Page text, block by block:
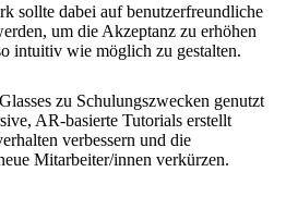
sollte dabei auf benutzerfreundliche
um die Akzeptanz zu erhöhen
intuitiv wie möglich zu gestalten.
zu Schulungszwecken genutzt
AR-basierte Tutorials erstellt
verbessern und die
Mitarbeiter/innen verkürzen.